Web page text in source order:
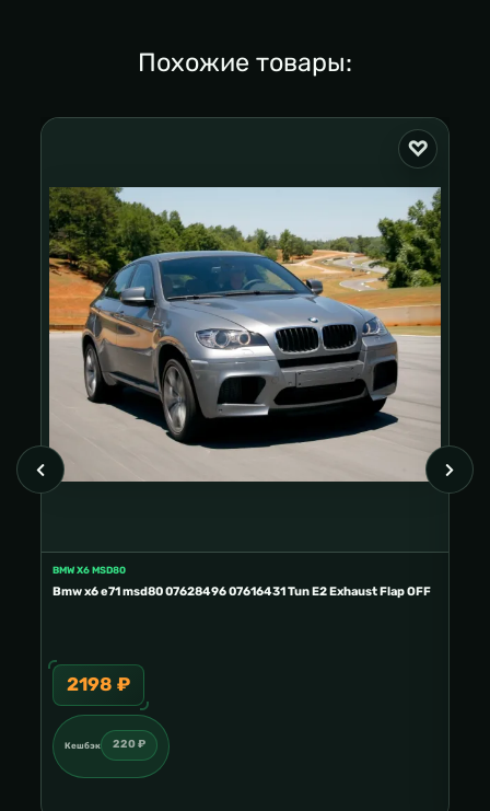
Похожие товары:
BMW X6 MSD80
Bmw x6 e71 msd80 07628496 07616431 Tun E2 Exhaust Flap OFF
2198 ₽
Кешбэк 220 ₽